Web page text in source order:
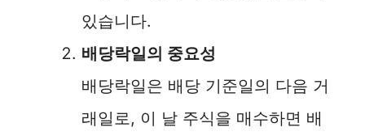
있습니다.
배당락일의 중요성
배당락일은 배당 기준일의 다음 거
래일로, 이 날 주식을 매수하면 배